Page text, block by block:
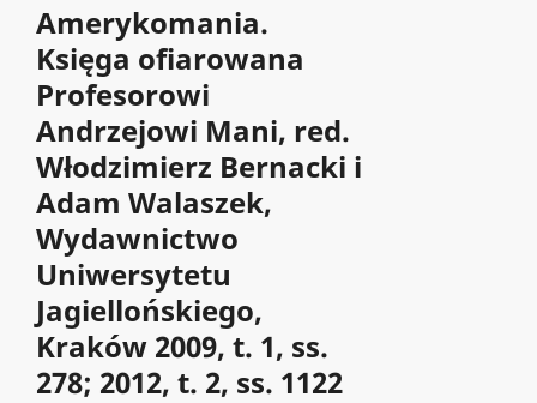
Amerykomania.
Księga ofiarowana
Profesorowi
Andrzejowi Mani, red.
Włodzimierz Bernacki i
Adam Walaszek,
Wydawnictwo
Uniwersytetu
Jagiellońskiego,
Kraków 2009, t. 1, ss.
278; 2012, t. 2, ss. 1122